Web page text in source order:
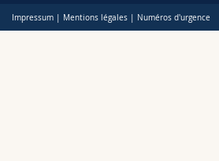
Impressum | Mentions légales | Numéros d'urgence